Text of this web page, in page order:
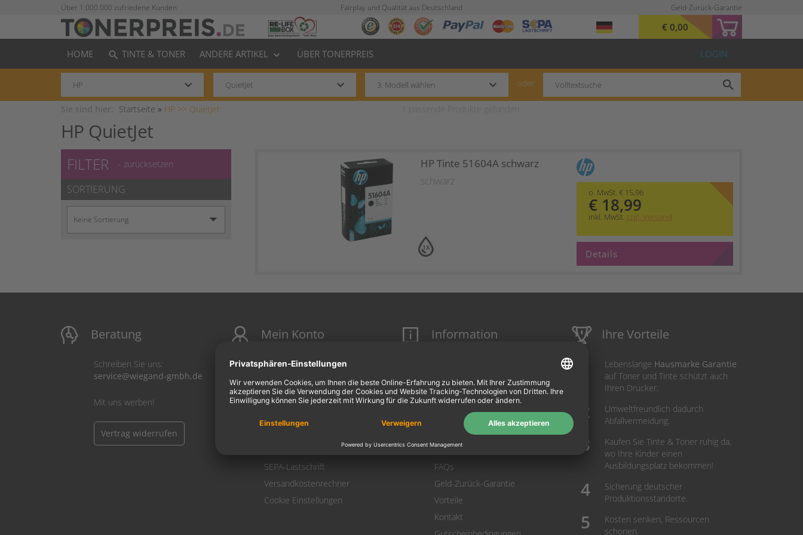
Über 1.000.000 zufriedene Kunden Fairplay und Qualität aus Deutschland Geld-Zurück-Garantie
€ 0,00
HOME search TINTE & TONER ANDERE ARTIKEL keyboard_arrow_down ÜBER TONERPREIS LOGIN
keyboard_arrow_down keyboard_arrow_down keyboard_arrow_down oder search
Startseite » HP >> QuietJet
HP QuietJet
FILTER - zurücksetzen
SORTIERUNG
1X
HP Tinte 51604A schwarz
schwarz
o. MwSt. € 15,96
€ 18,99
inkl. MwSt. zzgl. Versand
Details
Beratung
Schreiben Sie uns:
service@wiegand-gmbh.de
Mit uns werben!
Vertrag widerrufen
Mein Konto
Mein Konto
Login
Warenkorb
SEPA-Lastschrift
Versandkostenrechner
Cookie Einstellungen
Information
AGB
Datenschutz
Widerrufsbelehrung
Hausmarken-Garantie
Impressum
FAQs
Geld-Zurück-Garantie
Vorteile
Kontakt
Ihre Vorteile
Lebenslange Hausmarke Garantie
auf Toner und Tinte schützt auch
Ihren Drucker.
Umweltfreundlich dadurch
Abfallvermeidung.
Kaufen Sie Tinte & Toner ruhig da,
wo Ihre Kinder einen
Ausbildungsplatz bekommen!
Sicherung deutscher
Produktionsstandorte.
Kosten senken, Ressourcen
schonen.